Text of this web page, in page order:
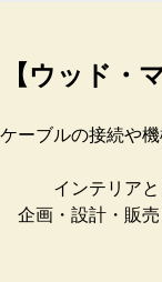
【ウッド・
ケーブルの接続や
インテリア
企画・設計・販